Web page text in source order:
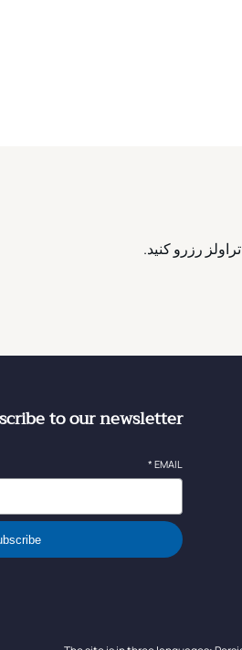
رزرو کنید.
to our newsletter
EMAIL
*